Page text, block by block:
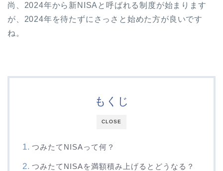
尚、2024年から新NISAと呼ばれる制度が始まります
が、2024年を待たずにさっさと始めた方が良いです
ね。
CLOSE
もくじ
つみたてNISAって何？
つみたてNISAを満額積み上げるとどうなる？